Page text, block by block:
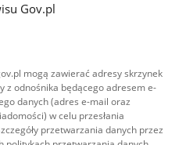
Gov.pl
mogą zawierać adresy skrzynek
z odnośnika będącego adresem e-
danych (adres e-mail oraz
w celu przesłania
przetwarzania danych przez